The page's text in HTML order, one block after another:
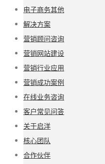
电子商务其他
解决方案
营销顾问咨询
营销网站建设
营销行业应用
营销成功案例
在线业务咨询
客户常见问答
关于启洋
核心团队
合作伙伴